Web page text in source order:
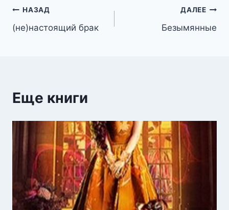
Навигация
по
НАЗАД
(не)настоящий брак
ДАЛЕЕ
Безымянные
Еще книги